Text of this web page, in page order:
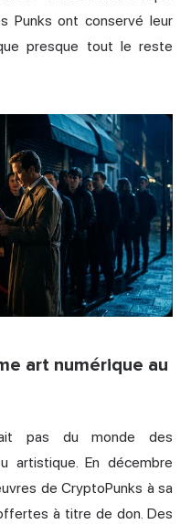
Punks ont conservé leur
presque tout le reste
art numérique au
pas du monde des
artistique. En décembre
de CryptoPunks à sa
à titre de don. Des